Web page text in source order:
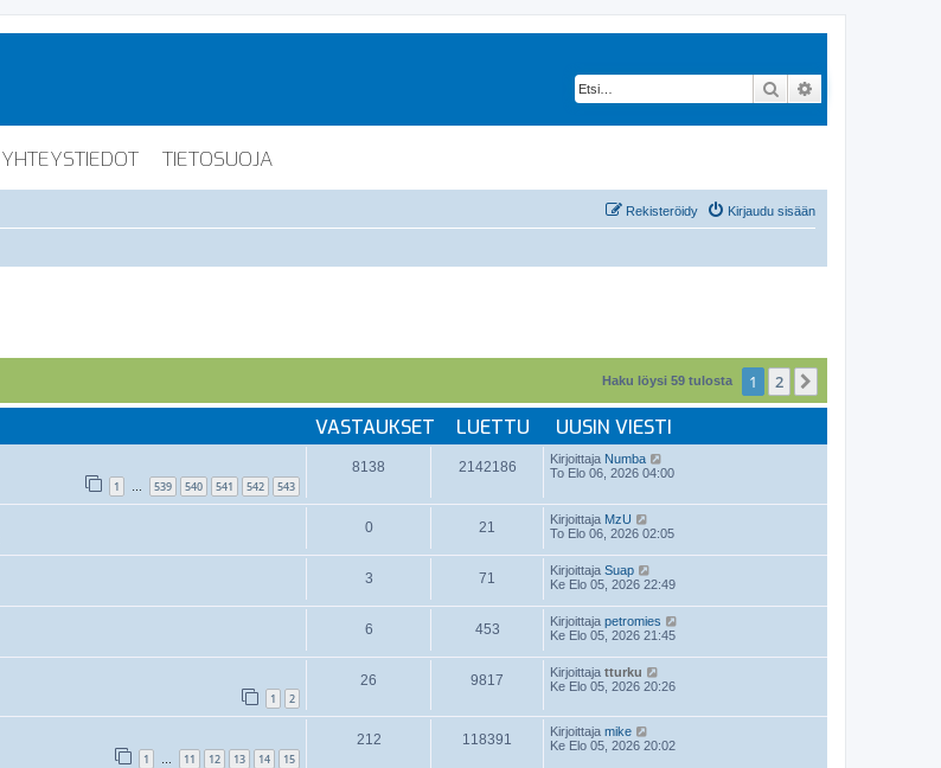
Etsi
YHTEYSTIEDOT TIETOSUOJA
Kirjaudu sisään
Rekisteröidy
Haku löysi 59 tulosta 1 2
VASTAUKSET LUETTU UUSIN VIESTI
1 … 539 540 541 542 543
8138 2142186 Kirjoittaja Numba
To Elo 06, 2026 04:00
0 21 Kirjoittaja MzU
To Elo 06, 2026 02:05
3 71 Kirjoittaja Suap
Ke Elo 05, 2026 22:49
6 453 Kirjoittaja petromies
Ke Elo 05, 2026 21:45
1 2
26 9817 Kirjoittaja tturku
Ke Elo 05, 2026 20:26
1 … 11 12 13 14 15
212 118391 Kirjoittaja mike
Ke Elo 05, 2026 20:02